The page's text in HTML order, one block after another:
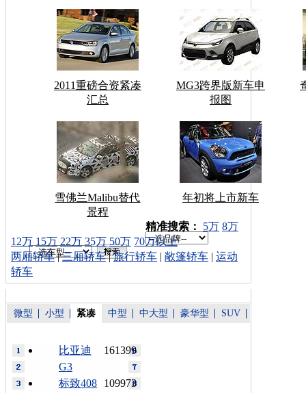
2011重磅合资紧凑
汇总
MG3跨界版新车申
报图
雪佛兰Malibu替代
景程
年初将上市新车
车型搜索：
精准搜索： 5万 8万
12万 15万 22万 35万 50万 70万以上
两厢轿车|三厢轿车|旅行轿车 | 敞篷轿车 | 运动
轿车
微型 小型 紧凑 中型 中大型 豪华型 SUV
161399
比亚迪
G3
109973
标致408